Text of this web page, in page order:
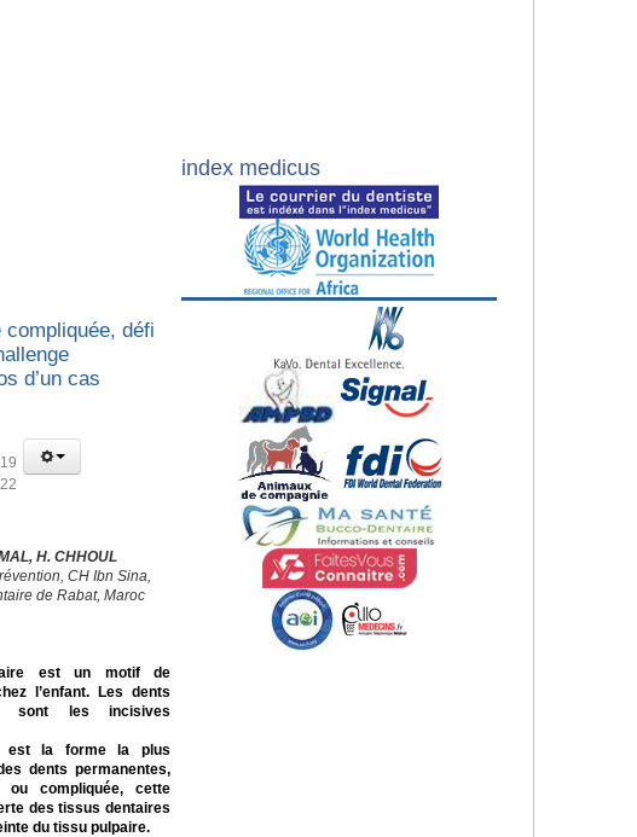
défi
d’un cas
H. CHHOUL
CH Ibn Sina,
de Rabat, Maroc
est un motif de
l’enfant. Les dents
sont les incisives
est la forme la plus
dents permanentes,
compliquée, cette
des tissus dentaires
du tissu pulpaire.
index medicus